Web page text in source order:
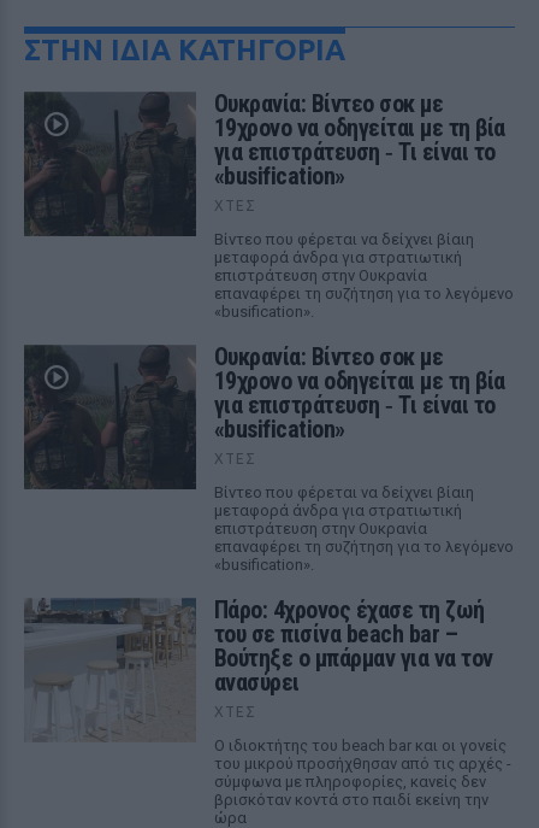
ΣΤΗΝ ΙΔΙΑ ΚΑΤΗΓΟΡΙΑ
Ουκρανία: Βίντεο σοκ με
19χρονο να οδηγείται με τη βία
για επιστράτευση ‑ Τι είναι το
«busification»
ΧΤΕΣ
Βίντεο που φέρεται να δείχνει βίαιη
μεταφορά άνδρα για στρατιωτική
επιστράτευση στην Ουκρανία
επαναφέρει τη συζήτηση για το λεγόμενο
«busification».
Ουκρανία: Βίντεο σοκ με
19χρονο να οδηγείται με τη βία
για επιστράτευση ‑ Τι είναι το
«busification»
ΧΤΕΣ
Βίντεο που φέρεται να δείχνει βίαιη
μεταφορά άνδρα για στρατιωτική
επιστράτευση στην Ουκρανία
επαναφέρει τη συζήτηση για το λεγόμενο
«busification».
Πάρο: 4χρονος έχασε τη ζωή
του σε πισίνα beach bar –
Βούτηξε ο μπάρμαν για να τον
ανασύρει
ΧΤΕΣ
Ο ιδιοκτήτης του beach bar και οι γονείς
του μικρού προσήχθησαν από τις αρχές -
σύμφωνα με πληροφορίες, κανείς δεν
βρισκόταν κοντά στο παιδί εκείνη την
ώρα